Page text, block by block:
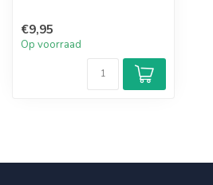
€9,95
Op voorraad